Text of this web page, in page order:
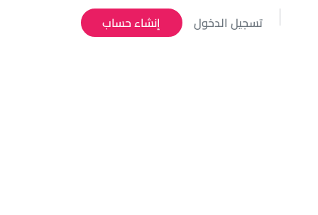
تسجيل الدخول إنشاء حساب